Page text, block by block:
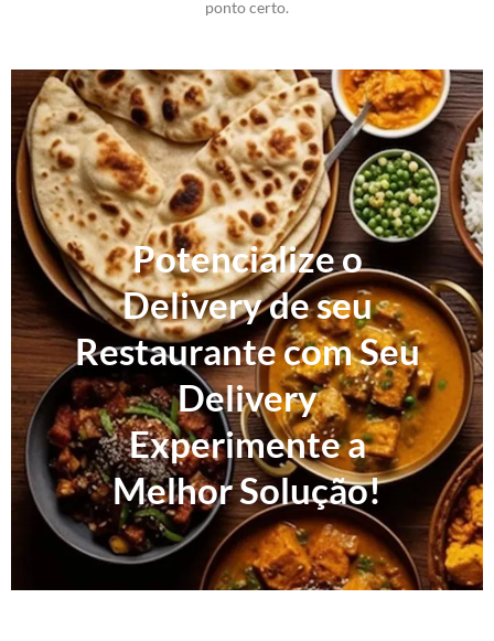
ponto certo.
Potencialize o
Delivery de seu
Restaurante com Seu
Delivery
Experimente a
Melhor Solução!